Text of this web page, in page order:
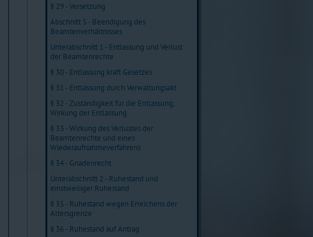
§ 29 - Versetzung
Abschnitt 5 - Beendigung des
Beamtenverhältnisses
Unterabschnitt 1 - Entlassung und Verlust
der Beamtenrechte
§ 30 - Entlassung kraft Gesetzes
§ 31 - Entlassung durch Verwaltungsakt
§ 32 - Zuständigkeit für die Entlassung,
Wirkung der Entlassung
§ 33 - Wirkung des Verlustes der
Beamtenrechte und eines
Wiederaufnahmeverfahrens
§ 34 - Gnadenrecht
Unterabschnitt 2 - Ruhestand und
einstweiliger Ruhestand
§ 35 - Ruhestand wegen Erreichens der
Altersgrenze
§ 36 - Ruhestand auf Antrag